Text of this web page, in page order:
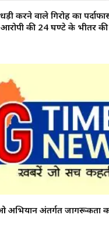
करने वाले गिरोह का
की 24 घण्टे के भीतर की
अभियान अंतर्गत जागरूकता